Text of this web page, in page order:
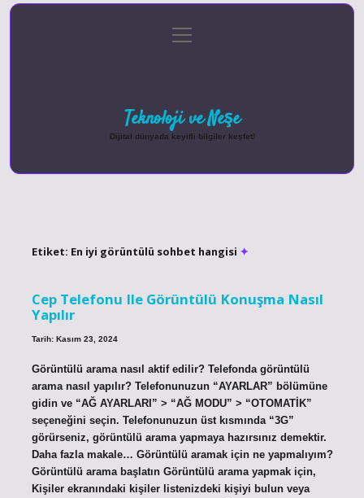
Gizlilik Politikası
menüyü
aç
Teknoloji ve Neşe
Dijital dünyada keyifli bilgiler keşfet!
Etiket: En iyi görüntülü sohbet hangisi
Cep Telefonu Ile Görüntülü Konuşma Nasıl
Yapılır
Tarih: Kasım 23, 2024
Görüntülü arama nasıl aktif edilir? Telefonda görüntülü
arama nasıl yapılır? Telefonunuzun “AYARLAR” bölümüne
gidin ve “AĞ AYARLARI” > “AĞ MODU” > “OTOMATİK”
seçeneğini seçin. Telefonunuzun üst kısmında “3G”
görürseniz, görüntülü arama yapmaya hazırsınız demektir.
Daha fazla makale… Görüntülü aramak için ne yapmalıyım?
Görüntülü arama başlatın Görüntülü arama yapmak için,
Kişiler ekranındaki kişiler listenizdeki kişiyi bulun veya